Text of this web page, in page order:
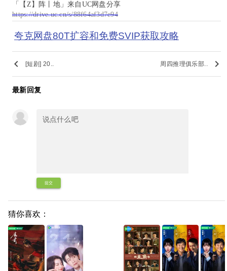
「【Z】阵丨地」来自UC网盘分享
https://drive.uc.cn/s/88f64af3d7e94
夸克网盘80T扩容和免费SVIP获取攻略
keyboard_arrow_left [短剧] 20.. 周四推理俱乐部.. keyboard_arrow_right
最新回复
提交
猜你喜欢：